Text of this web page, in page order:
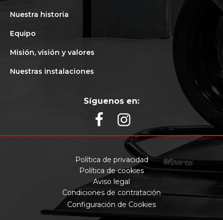
Nuestra historia
Equipo
Misión, visión y valores
Nuestras instalaciones
Síguenos en:
Política de privacidad
Política de cookies
Aviso legal
Condiciones de contratación
Configuración de Cookies